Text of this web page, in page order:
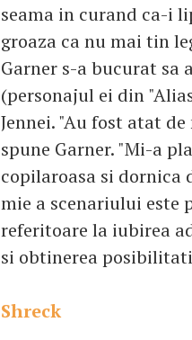
seama in curand ca-i
groaza ca nu mai tin
Garner s-a bucurat sa
(personajul ei din
Jennei. "Au fost atat
spune Garner. "Mi-a
copilaroasa si dornica
mie a scenariului este
referitoare la iubirea
si obtinerea
Shreck